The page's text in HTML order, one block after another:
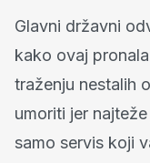
Glavni državni
kako ovaj
traženju nestalih
umoriti jer
samo servis koji